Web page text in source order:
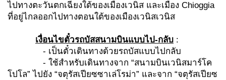
ไปทางตะวันตกเฉียงใต้ของเมืองเวนิส และเมือง Chioggia
ที่อยู่ไกลออกไปทางตอนใต้ของเมืองเวนิสเวนิส
เงื่อนไขตั๋วรถบัสสนามบินแบบไป-กลับ :
- เป็นตั๋วเดินทางด้วยรถบัสแบบไปกลับ
- ใช้สำหรับเดินทางจาก “สนามบินเวนิสมาร์โค
โปโล” ไปยัง “จตุรัสเปียซซาเล่โรม่า” และจาก “จตุรัสเปียซ